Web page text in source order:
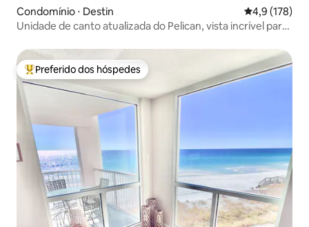
Condomínio ⋅ Destin 4,9 de uma
4,9 (178)
Unidade de canto atualizada do Pelican, vista incrível para
Entre os melhores preferidos dos hóspedes
Preferido dos hóspedes